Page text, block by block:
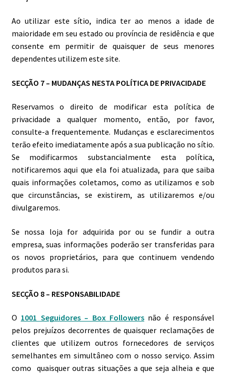
Ao utilizar este sítio, indica ter ao menos a idade de
maioridade em seu estado ou província de residência e que
consente em permitir de quaisquer de seus menores
dependentes utilizem este site.
SECÇÃO 7 – MUDANÇAS NESTA POLÍTICA DE PRIVACIDADE
Reservamos o direito de modificar esta política de
privacidade a qualquer momento, então, por favor,
consulte-a frequentemente. Mudanças e esclarecimentos
terão efeito imediatamente após a sua publicação no sítio.
Se modificarmos substancialmente esta política,
notificaremos aqui que ela foi atualizada, para que saiba
quais informações coletamos, como as utilizamos e sob
que circunstâncias, se existirem, as utilizaremos e/ou
divulgaremos.
Se nossa loja for adquirida por ou se fundir a outra
empresa, suas informações poderão ser transferidas para
os novos proprietários, para que continuem vendendo
produtos para si.
SECÇÃO 8 – RESPONSABILIDADE
O 1001 Seguidores – Box Followersnão é responsável
pelos prejuízos decorrentes de quaisquer reclamações de
clientes que utilizem outros fornecedores de serviços
semelhantes em simultâneo com o nosso serviço. Assim
como quaisquer outras situações a que seja alheia e que